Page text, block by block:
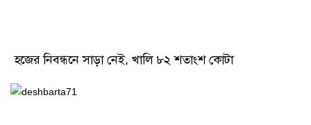
হজের নিবন্ধনে সাড়া নেই, খালি ৮২ শতাংশ কোটা